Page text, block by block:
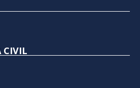
CIVIL